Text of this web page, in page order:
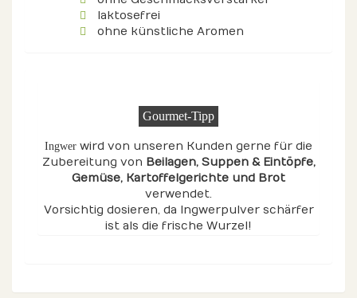
laktosefrei
ohne künstliche Aromen
Gourmet-Tipp
Ingwer wird von unseren Kunden gerne für die
Zubereitung von Beilagen, Suppen & Eintöpfe,
Gemüse, Kartoffelgerichte und Brot
verwendet.
Vorsichtig dosieren, da Ingwerpulver schärfer
ist als die frische Wurzel!